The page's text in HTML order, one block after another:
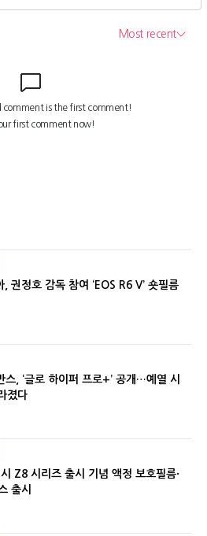
, 권정호 감독 참여 ‘EOS R6 V’ 숏필름
스, ‘글로 하이퍼 프로+’ 공개…예열 시
졌다
Z8 시리즈 출시 기념 액정 보호필름·
출시